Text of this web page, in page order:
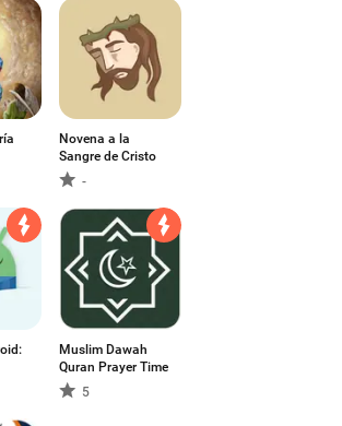
Novena a la
Sangre de Cristo
-
Muslim Dawah
Quran Prayer Time
5